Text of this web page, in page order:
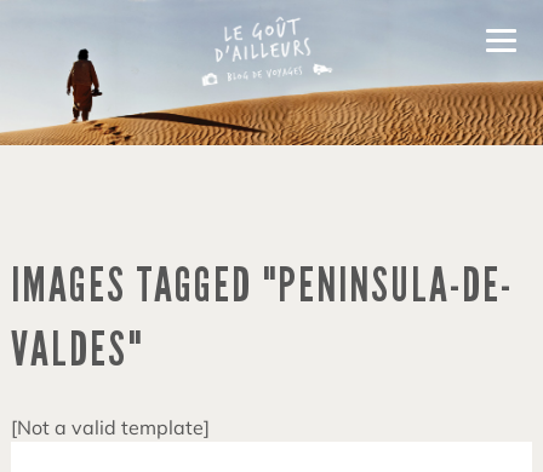
IMAGES TAGGED "PENINSULA-DE-
VALDES"
[Not a valid template]